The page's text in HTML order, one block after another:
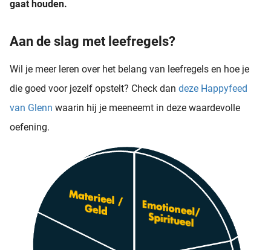
gaat houden.
Aan de slag met leefregels?
Wil je meer leren over het belang van leefregels en hoe je
die goed voor jezelf opstelt? Check dan deze Happyfeed
van Glenn waarin hij je meeneemt in deze waardevolle
oefening.